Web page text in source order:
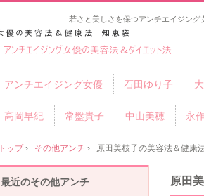
若さと美しさを保つアンチエイジン
アンチエイジング女優 石田ゆり子
高岡早紀 常盤貴子 中山美穂 永
トップ› その他アンチ › 原田美枝子の美容法＆健康
原田
最近のその他アンチ